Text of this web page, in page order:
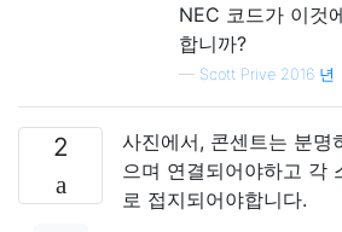
NEC 코드가 이것
합니까?
— Scott Prive 2016 년
2
사진에서, 콘센트는 분명
으며 연결되어야하고 각
로 접지되어야합니다.